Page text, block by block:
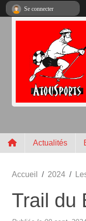
Actualités
Accueil 2024
Trail du
Se connecter
Panneau de gestion des